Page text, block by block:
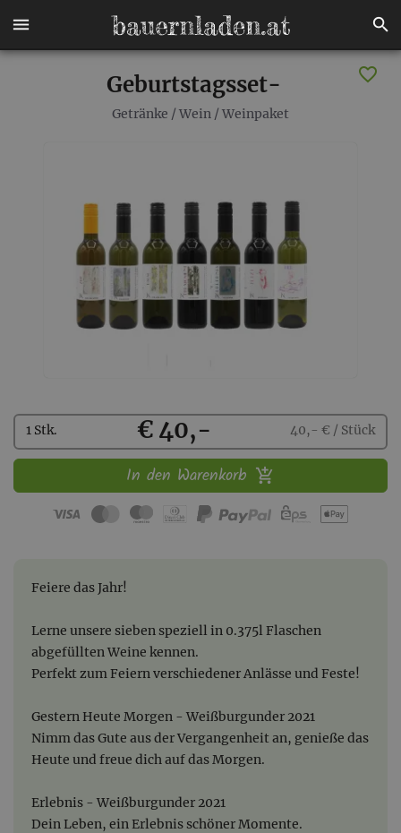
Geburtstagsset-
Getränke / Wein / Weinpaket
Kaufen
1 Stk. € 40,- 40,- € / Stück
In den Warenkorb
Feiere das Jahr!
Lerne unsere sieben speziell in 0.375l Flaschen
abgefüllten Weine kennen.
Perfekt zum Feiern verschiedener Anlässe und Feste!
Gestern Heute Morgen - Weißburgunder 2021
Nimm das Gute aus der Vergangenheit an, genieße das
Heute und freue dich auf das Morgen.
Erlebnis - Weißburgunder 2021
Dein Leben, ein Erlebnis schöner Momente.